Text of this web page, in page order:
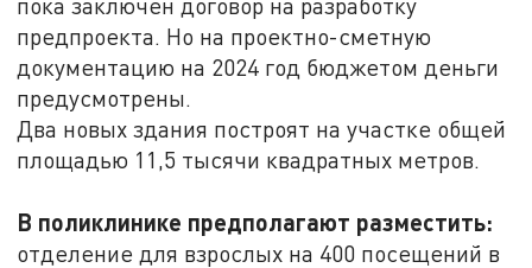
пока заключен договор на разработку
предпроекта. Но на проектно-сметную
документацию на 2024 год бюджетом деньги
предусмотрены.
Два новых здания построят на участке общей
площадью 11,5 тысячи квадратных метров.
В поликлинике предполагают разместить:
отделение для взрослых на 400 посещений в